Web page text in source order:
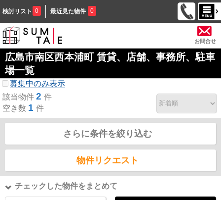
検討リスト 0 最近見た物件 0
お問合せ
広島市南区西本浦町 賃貸、店舗、事務所、駐車
場一覧
募集中のみ表示
該当物件 2 件
空き数 1 件
さらに条件を絞り込む
物件リクエスト
チェックした物件をまとめて